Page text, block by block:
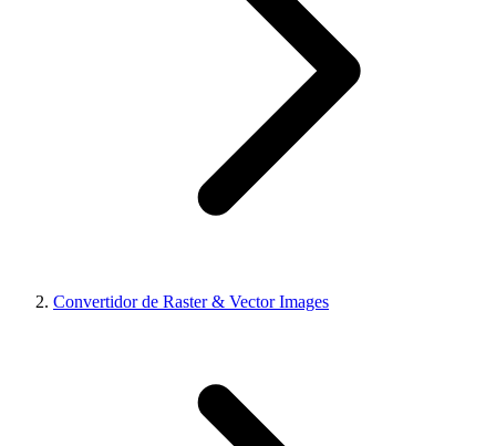
Convertidor de Raster & Vector Images